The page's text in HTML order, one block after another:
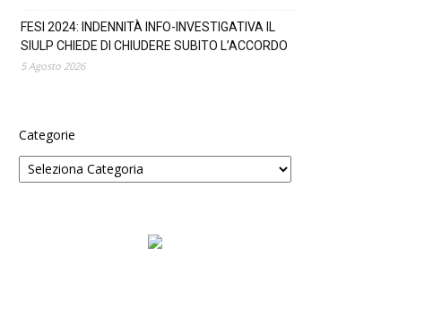
FESI 2024: INDENNITÀ INFO-INVESTIGATIVA IL
SIULP CHIEDE DI CHIUDERE SUBITO L’ACCORDO
5 Agosto 2026
Categorie